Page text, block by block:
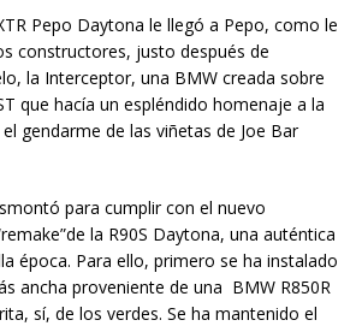
Pepo Daytona le llegó a Pepo, como le
constructores, justo después de
la Interceptor, una BMW creada sobre
que hacía un espléndido homenaje a la
gendarme de las viñetas de Joe Bar
para cumplir con el nuevo
la R90S Daytona, una auténtica
época. Para ello, primero se ha instalado
ancha proveniente de una BMW R850R
sí, de los verdes. Se ha mantenido el